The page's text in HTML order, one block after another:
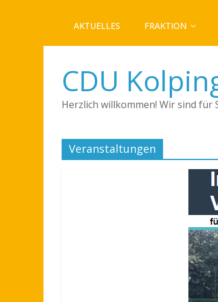
AKTUELLES FRAKTION
CDU
Herzlich willkommen! Wir sind für
Veranstaltungen